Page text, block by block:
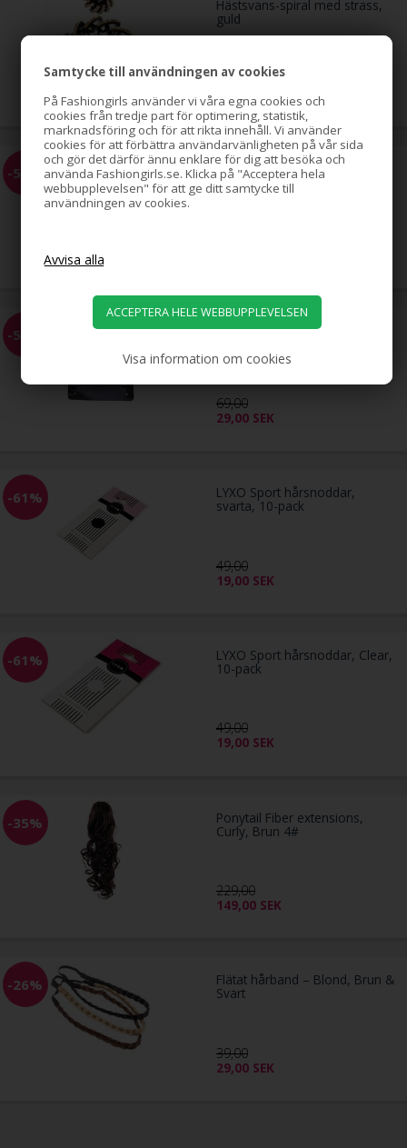
Samtycke till användningen av cookies
På Fashiongirls använder vi våra egna cookies och
cookies från tredje part för optimering, statistik,
marknadsföring och för att rikta innehåll. Vi använder
cookies för att förbättra användarvänligheten på vår sida
och gör det därför ännu enklare för dig att besöka och
använda Fashiongirls.se. Klicka på "Acceptera hela
webbupplevelsen" för att ge ditt samtycke till
användningen av cookies.
Visa information om cookies
Hästsvans-spiral med strass,
guld
79,00 SEK
-51% Hästsvans-spiral med strass,
silver
-58% EZ Combs elastisk hårkam,
69,00
29,00 SEK
-61% LYXO Sport hårsnoddar,
svarta, 10-pack
49,00
19,00 SEK
-61% LYXO Sport hårsnoddar, Clear,
10-pack
49,00
19,00 SEK
-35% Ponytail Fiber extensions,
Curly, Brun 4#
229,00
149,00 SEK
-26% Flätat hårband – Blond, Brun &
Svart
39,00
29,00 SEK